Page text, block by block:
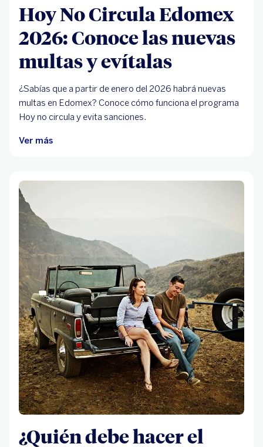
Hoy No Circula Edomex
2026: Conoce las nuevas
multas y evítalas
¿Sabías que a partir de enero del 2026 habrá nuevas
multas en Edomex? Conoce cómo funciona el programa
Hoy no circula y evita sanciones.
Ver más
¿Quién debe hacer el